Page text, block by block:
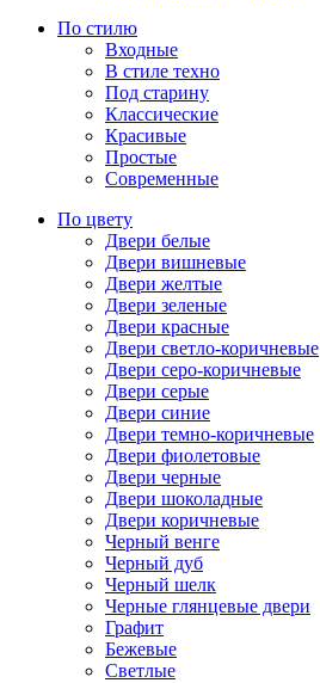
По стилю
Входные
В стиле техно
Под старину
Классические
Красивые
Простые
Современные
По цвету
Двери белые
Двери вишневые
Двери желтые
Двери зеленые
Двери красные
Двери светло-коричневые
Двери серо-коричневые
Двери серые
Двери синие
Двери темно-коричневые
Двери фиолетовые
Двери черные
Двери шоколадные
Двери коричневые
Черный венге
Черный дуб
Черный шелк
Черные глянцевые двери
Графит
Бежевые
Светлые